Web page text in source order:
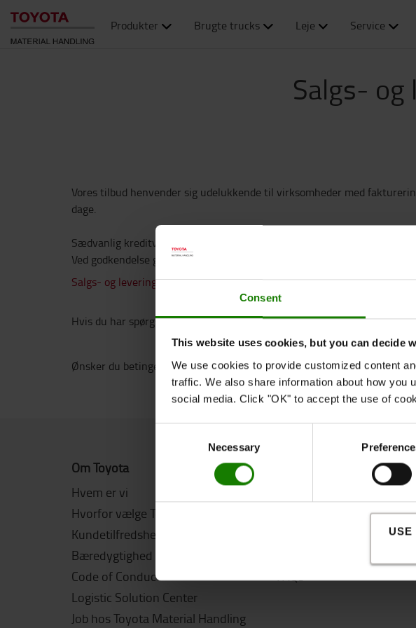
Consent
This website uses cookies, but you can decide
We use cookies to provide customized content
traffic. We also share information about how you
social media. Click "OK" to accept the use of
Necessary
Produkter Brugte trucks Leje Service
Salgs- og
Vores tilbud henvender sig udelukkende til virksomheder med
dage.
Sædvanlig kreditvurdering. Alle ordrer er i henhold til vores gældende
Ved godkendelse giver du samtidig dit samtykke til at Toyota Material
Salgs- og leveringsbetingelser
Hvis du har spørgsmål, er du velkommen til at kontakte os via
Ønsker du betingelserne på engelsk,findes de her
Om Toyota
Hvem er vi
Hvorfor vælge Toyota
Kundetilfredshedsundersøgelse
Bæredygtighed
Code of Conduct
Logistic Solution Center
Job hos Toyota Material Handling
Leverings- og
FAQs